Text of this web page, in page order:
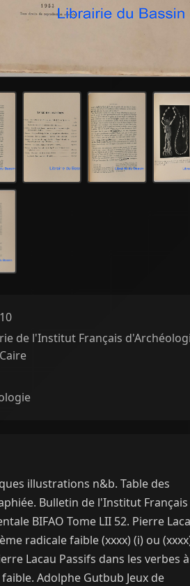
de l'Institut Français
illustrations n&b. Table des
Bulletin de l'Institut Français
BIFAO Tome LII 52. Pierre
radicale faible (xxxx) (i) ou
Lacau Passifs dans les verbes à
Adolphe Gutbub Jeux de